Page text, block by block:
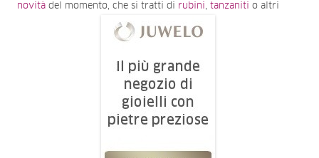
novità del momento, che si tratti di rubini, tanzaniti o altri